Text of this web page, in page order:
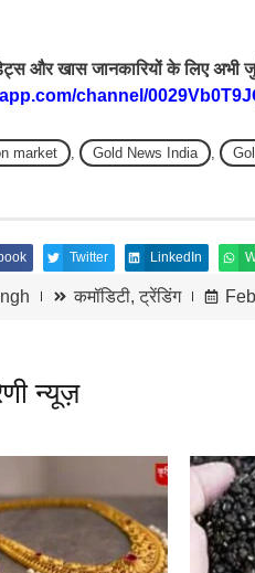
और खास जानकारियों के लिए
channel/
market Gold News India
Twitter LinkedIn
कमॉडिटी,ट्रेंडिंग
न्यूज़